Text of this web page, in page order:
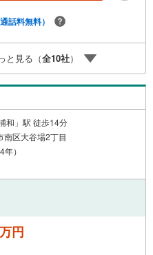
・要件があります）◇TOHO HO
フプランニング、かけつけサポ
ど多彩なサービスがございます
通話料無料）
と見る（全10社）
和」駅 徒歩14分
南区大谷場2丁目
）
円